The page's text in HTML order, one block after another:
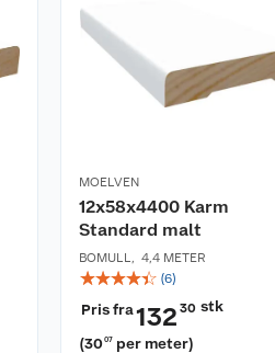
MOELVEN
12x58x4400 Karm
Standard malt
BOMULL 4,4 METER
☆☆☆☆☆ (6)
Pris fra132 30 stk
(3007 per meter)